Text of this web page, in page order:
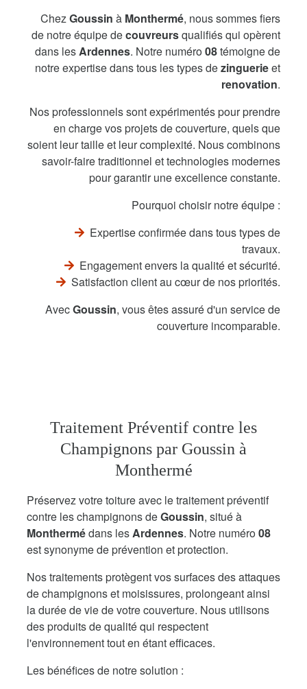
ChezGoussin à Monthermé, nous sommes fiers
de notre équipe decouvreursqualifiés qui opèrent
dans lesArdennes. Notre numéro08témoigne de
notre expertise dans tous les types dezinguerieet
renovation.
Nos professionnels sont expérimentés pour prendre
en charge vos projets de couverture, quels que
soient leur taille et leur complexité. Nous combinons
savoir-faire traditionnel et technologies modernes
pour garantir une excellence constante.
Pourquoi choisir notre équipe :
Expertise confirmée dans tous types de
travaux.
Engagement envers la qualité et sécurité.
Satisfaction client au cœur de nos priorités.
AvecGoussin, vous êtes assuré d'un service de
couverture incomparable.
Traitement Préventif contre les
Champignons par Goussin à
Monthermé
Préservez votre toiture avec le traitement préventif
contre les champignons deGoussin, situé à
Monthermédans lesArdennes. Notre numéro08
est synonyme de prévention et protection.
Nos traitements protègent vos surfaces des attaques
de champignons et moisissures, prolongeant ainsi
la durée de vie de votre couverture. Nous utilisons
des produits de qualité qui respectent
l'environnement tout en étant efficaces.
Les bénéfices de notre solution :